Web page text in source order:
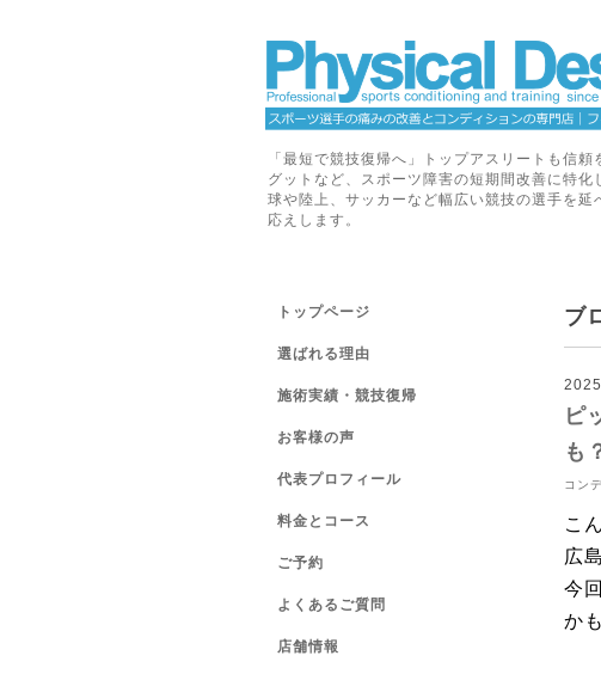
「最短で競技復帰へ」トップアスリートも信
グットなど、スポーツ障害の短期間改善に特
球や陸上、サッカーなど幅広い競技の選手を
応えします。
ブ
ピ
も
コン
こ
広
今
か
トップページ
選ばれる理由
施術実績・競技復帰
お客様の声
代表プロフィール
料金とコース
ご予約
よくあるご質問
店舗情報